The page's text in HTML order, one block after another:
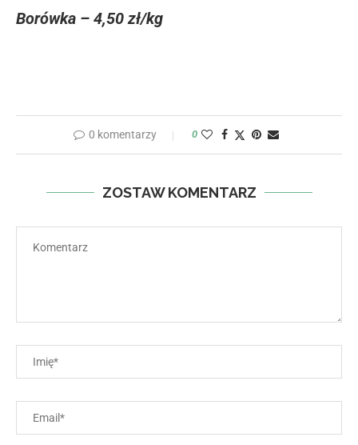
Borówka – 4,50 zł/kg
0 komentarzy 0
ZOSTAW KOMENTARZ